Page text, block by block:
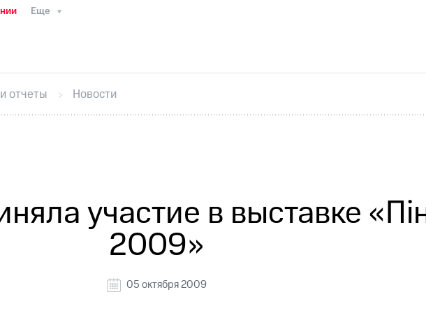
Еще
ИнтервьюФинансовая отчетностьКонтактыНовости в
секретарьРаскрытие информации
кабинет акционераАкционерный капиталКонтроль и аудит
отчеты Новости
участие в выставке
2009»
05 октября 2009